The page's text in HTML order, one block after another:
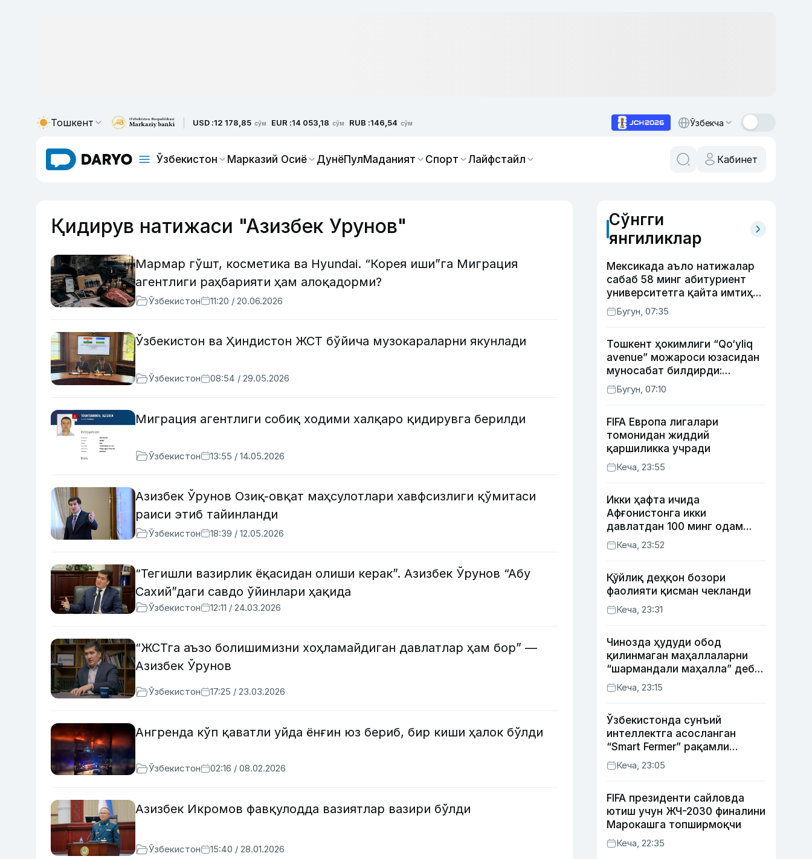
Тошкент USD :12 178,85 сўм EUR :14 053,18 сўм RUB :146,54 сўм Ўзбекча
Ўзбекистон Марказий Осиё ДунёПулМаданият Спорт Лайфстайл Кабинет
Қидирув натижаси "Азизбек Урунов"
Мармар гўшт, косметика ва Hyundai. “Корея иши”га Миграция
агентлиги раҳбарияти ҳам алоқадорми?
Ўзбекистон 11:20 / 20.06.2026
Ўзбекистон ва Ҳиндистон ЖСТ бўйича музокараларни якунлади
Ўзбекистон 08:54 / 29.05.2026
Миграция агентлиги собиқ ходими халқаро қидирувга берилди
Ўзбекистон 13:55 / 14.05.2026
Азизбек Ўрунов Озиқ-овқат маҳсулотлари хавфсизлиги қўмитаси
раиси этиб тайинланди
Ўзбекистон 18:39 / 12.05.2026
“Тегишли вазирлик ёқасидан олиши керак”. Азизбек Ўрунов “Абу
Сахий”даги савдо ўйинлари ҳақида
Ўзбекистон 12:11 / 24.03.2026
“ЖСТга аъзо болишимизни хоҳламайдиган давлатлар ҳам бор” —
Азизбек Ўрунов
Ўзбекистон 17:25 / 23.03.2026
Ангренда кўп қаватли уйда ёнғин юз бериб, бир киши ҳалок бўлди
Ўзбекистон 02:16 / 08.02.2026
Азизбек Икромов фавқулодда вазиятлар вазири бўлди
Ўзбекистон 15:40 / 28.01.2026
Сўнгги
янгиликлар
Мексикада аъло натижалар
сабаб 58 минг абитуриент
университетга қайта имтиҳон
топширади
Бугун, 07:35
Тошкент ҳокимлиги “Qo‘yliq
avenue” можароси юзасидан
муносабат билдирди:
қурилиш ишларининг 53
фоизи якунланган
Бугун, 07:10
FIFA Европа лигалари
томонидан жиддий
қаршиликка учради
Кеча, 23:55
Икки ҳафта ичида
Афғонистонга икки
давлатдан 100 минг одам
қайтиб келди
Кеча, 23:52
Қўйлиқ деҳқон бозори
фаолияти қисман чекланди
Кеча, 23:31
Чинозда ҳудуди обод
қилинмаган маҳаллаларни
“шармандали маҳалла” деб
белгилаш бошланди
Кеча, 23:15
Ўзбекистонда сунъий
интеллектга асосланган
“Smart Fermer” рақамли
платформаси ишга
туширилади
Кеча, 23:05
FIFA президенти сайловда
ютиш учун ЖЧ-2030 финалини
Марокашга топширмоқчи
Кеча, 22:35